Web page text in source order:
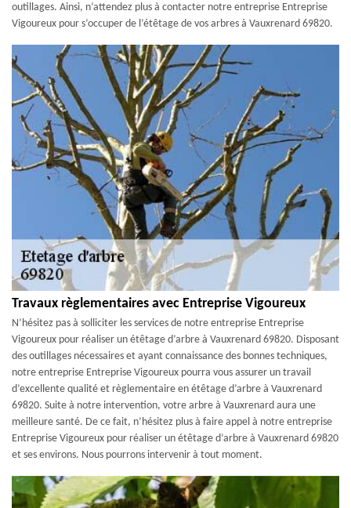
outillages. Ainsi, n’attendez plus à contacter notre entreprise Entreprise
Vigoureux pour s’occuper de l’étêtage de vos arbres à Vauxrenard 69820.
Travaux règlementaires avec Entreprise Vigoureux
N’hésitez pas à solliciter les services de notre entreprise Entreprise
Vigoureux pour réaliser un étêtage d’arbre à Vauxrenard 69820. Disposant
des outillages nécessaires et ayant connaissance des bonnes techniques,
notre entreprise Entreprise Vigoureux pourra vous assurer un travail
d’excellente qualité et règlementaire en étêtage d’arbre à Vauxrenard
69820. Suite à notre intervention, votre arbre à Vauxrenard aura une
meilleure santé. De ce fait, n’hésitez plus à faire appel à notre entreprise
Entreprise Vigoureux pour réaliser un étêtage d’arbre à Vauxrenard 69820
et ses environs. Nous pourrons intervenir à tout moment.